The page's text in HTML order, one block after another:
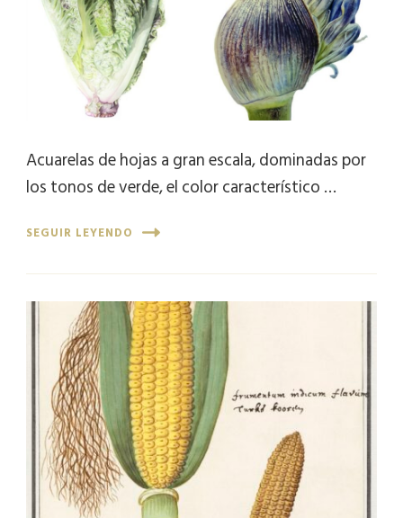
Acuarelas de hojas a gran escala, dominadas por
los tonos de verde, el color característico …
SEGUIR LEYENDO